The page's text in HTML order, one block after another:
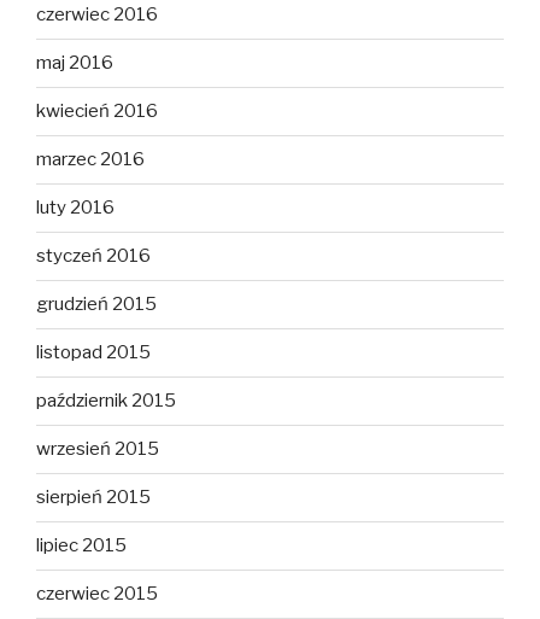
czerwiec 2016
maj 2016
kwiecień 2016
marzec 2016
luty 2016
styczeń 2016
grudzień 2015
listopad 2015
październik 2015
wrzesień 2015
sierpień 2015
lipiec 2015
czerwiec 2015